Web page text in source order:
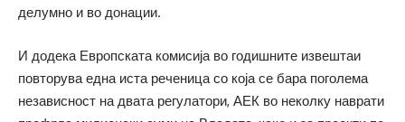
делумно и во донации.
И додека Европската комисија во годишните извештаи
повторува една иста реченица со која се бара поголема
независност на двата регулатори, АЕК во неколку наврати